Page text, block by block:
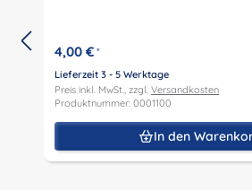
4,00 € *
Lieferzeit 3 - 5 Werktage
Preis inkl. MwSt., zzgl. Versandkosten
Produktnummer: 0001100
In den